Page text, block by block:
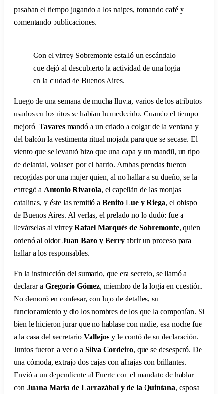
pasaban el tiempo jugando a los naipes, tomando café y
comentando publicaciones.
Con el virrey Sobremonte estalló un escándalo
que dejó al descubierto la actividad de una logia
en la ciudad de Buenos Aires.
Luego de una semana de mucha lluvia, varios de los atributos
usados en los ritos se habían humedecido. Cuando el tiempo
mejoró, Tavares mandó a un criado a colgar de la ventana y
del balcón la vestimenta ritual mojada para que se secase. El
viento que se levantó hizo que una capa y un mandil, un tipo
de delantal, volasen por el barrio. Ambas prendas fueron
recogidas por una mujer quien, al no hallar a su dueño, se la
entregó a Antonio Rivarola, el capellán de las monjas
catalinas, y éste las remitió a Benito Lue y Riega, el obispo
de Buenos Aires. Al verlas, el prelado no lo dudó: fue a
llevárselas al virrey Rafael Marqués de Sobremonte, quien
ordenó al oidorJuan Bazo y Berry abrir un proceso para
hallar a los responsables.
En la instrucción del sumario, que era secreto, se llamó a
declarar a Gregorio Gómez, miembro de la logia en cuestión.
No demoró en confesar, con lujo de detalles, su
funcionamiento y dio los nombres de los que la componían. Si
bien le hicieron jurar que no hablase con nadie, esa noche fue
a la casa del secretario Vallejos y le contó de su declaración.
Juntos fueron a verlo a Silva Cordeiro, que se desesperó. De
una cómoda, extrajo dos cajas con alhajas con brillantes.
Envió a un dependiente al Fuerte con el mandato de hablar
con Juana María de Larrazábal y de la Quintana, esposa